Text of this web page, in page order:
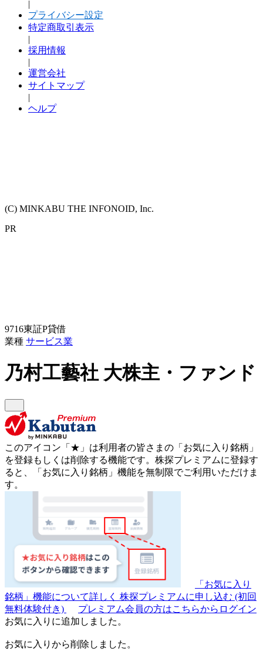
|
プライバシー設定
特定商取引表示
|
採用情報
|
運営会社
サイトマップ
|
ヘルプ
(C) MINKABU THE INFONOID, Inc.
PR
9716東証P貸借
業種 サービス業
乃村工藝社 大株主・ファンド
このアイコン 「★」 は利用者の皆さまの 「お気に入り銘柄」
を登録もしくは削除する機能です。 株探プレミアムに登録す
ると、「お気に入り銘柄」機能を無制限でご利用いただけま
す。
「お気に入り
銘柄」機能について詳しく 株探プレミアムに申し込む (初回
無料体験付き)
プレミアム会員の方はこちらからログイン
お気に入りに追加しました。
お気に入りから削除しました。